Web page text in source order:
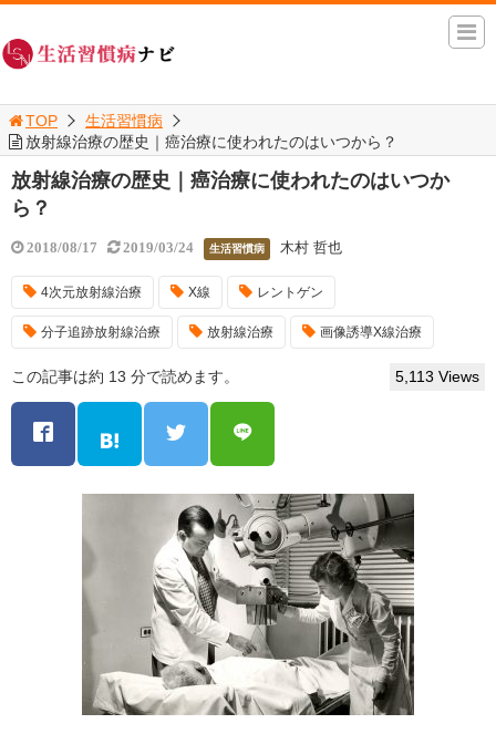
TOP
生活習慣病
放射線治療の歴史｜癌治療に使われたのはいつから？
放射線治療の歴史｜癌治療に使われたのはいつか
ら？
2018/08/17 2019/03/24 生活習慣病 木村 哲也
4次元放射線治療 X線 レントゲン
分子追跡放射線治療 放射線治療 画像誘導X線治療
この記事は約 13 分で読めます。 5,113 Views